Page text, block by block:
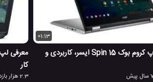
01:13
معرفی لپ تاپ کروم بوک Spin 15 ایسر، کاربردی و
پیش
کار
2.3 هزار بازدید